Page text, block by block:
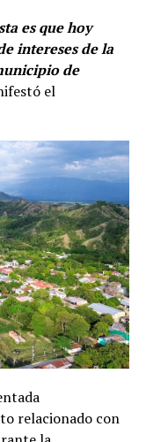
es que hoy
intereses de la
de
el
relacionado con